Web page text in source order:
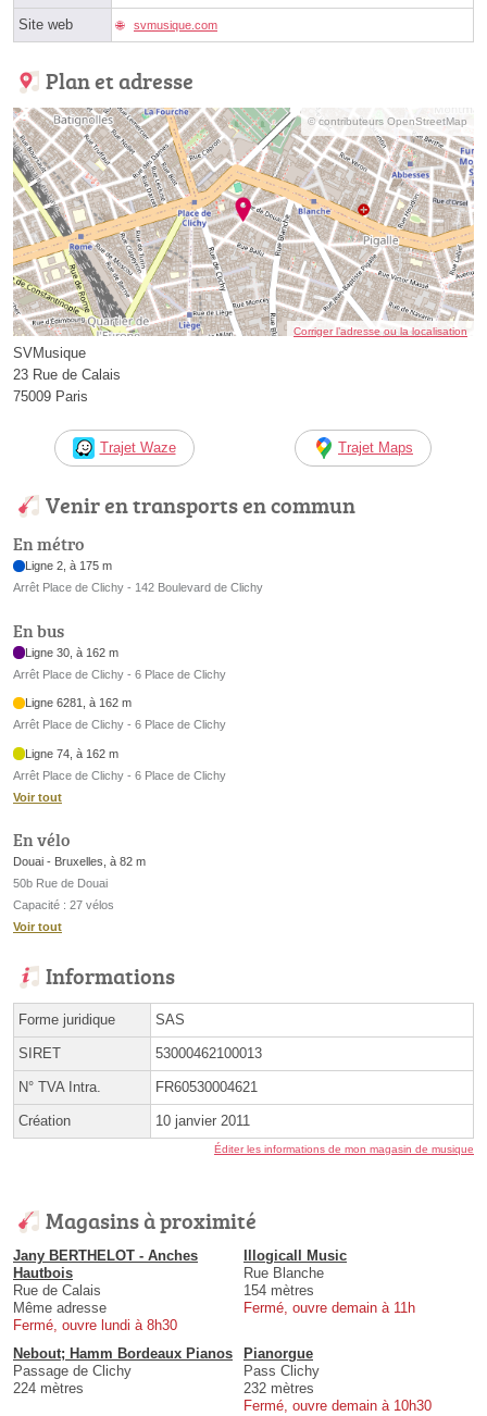
Site web svmusique.com
Plan et adresse
© contributeurs OpenStreetMap
Corriger l’adresse ou la localisation
SVMusique
23 Rue de Calais
75009 Paris
Trajet Waze Trajet Maps
Venir en transports en commun
En métro
Ligne 2, à 175 m
Arrêt Place de Clichy - 142 Boulevard de Clichy
En bus
Ligne 30, à 162 m
Arrêt Place de Clichy - 6 Place de Clichy
Ligne 6281, à 162 m
Arrêt Place de Clichy - 6 Place de Clichy
Ligne 74, à 162 m
Arrêt Place de Clichy - 6 Place de Clichy
Voir tout
En vélo
Douai - Bruxelles, à 82 m
50b Rue de Douai
Capacité : 27 vélos
Voir tout
Informations
Forme juridique SAS
SIRET 53000462100013
N° TVA Intra. FR60530004621
Création 10 janvier 2011
Éditer les informations de mon magasin de musique
Magasins à proximité
Jany BERTHELOT - Anches
Hautbois
Rue de Calais
Même adresse
Fermé, ouvre lundi à 8h30
Illogicall Music
Rue Blanche
154 mètres
Fermé, ouvre demain à 11h
Nebout; Hamm Bordeaux Pianos
Passage de Clichy
224 mètres
Pianorgue
Pass Clichy
232 mètres
Fermé, ouvre demain à 10h30